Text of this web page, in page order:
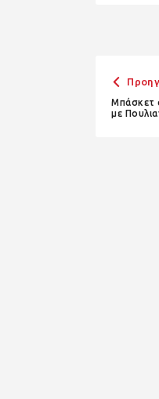
Μπάσκετ
με